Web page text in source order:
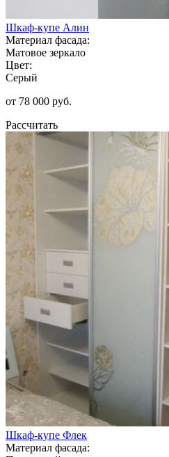
Шкаф-купе Алин
Материал фасада:
Матовое зеркало
Цвет:
Серый
от 78 000 руб.
Рассчитать
Шкаф-купе Флек
Материал фасада: